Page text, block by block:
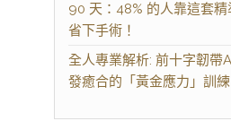
90 天：48% 的人靠這套精
省下手術！
全人專業解析: 前十字韌帶
發癒合的「黃金應力」訓練